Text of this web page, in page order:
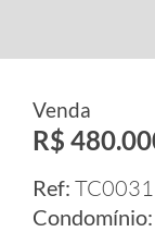
Venda
R$
Ref: TC0031
Condomínio: